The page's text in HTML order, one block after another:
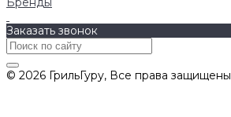
Заказать звонок
© 2026 ГрильГуру, Все права защищены